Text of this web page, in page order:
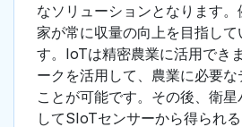
なソリューションとなります
家が常に収量の向上を目指し
す。IoTは精密農業に活用でき
ークを活用して、農業に必要
ことが可能です。その後、衛
してSIoTセンサーから得られ